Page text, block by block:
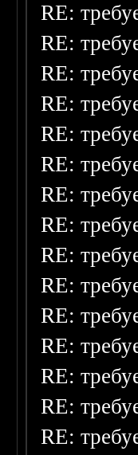
RE:
RE:
RE:
RE:
RE:
RE:
RE:
RE:
RE:
RE:
RE:
RE:
RE:
RE:
RE: